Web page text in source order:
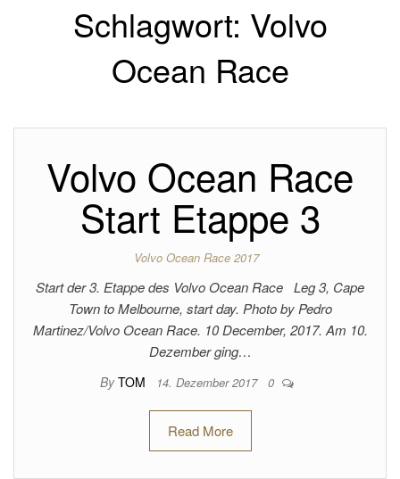
Schlagwort: Volvo
Ocean Race
Volvo Ocean Race
Start Etappe 3
Volvo Ocean Race 2017
Start der 3. Etappe des Volvo Ocean Race Leg 3, Cape
Town to Melbourne, start day. Photo by Pedro
Martinez/Volvo Ocean Race. 10 December, 2017. Am 10.
Dezember ging…
By TOM 14. Dezember 2017 0
Read More